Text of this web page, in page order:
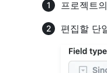
프로젝트
편집할 단